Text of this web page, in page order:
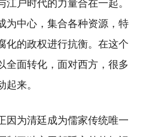
户时代的力量合在一起。
为中心，集合各种资源，特
化的政权进行抗衡。在这个
全面转化，面对西方，很多
来。
因为清廷成为儒家传统唯一